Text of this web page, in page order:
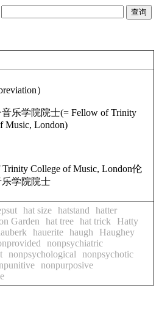
）
乐学院院士(= Fellow of Trinity
Music, London)
College of Music, London伦
学院院士
hat size hatstand
hatter
Garden hat tree hat trick
Hatty
hauerite haugh
Haughey
nonpsychiatric
nonpsychological
nonpsychotic
nonpurposive